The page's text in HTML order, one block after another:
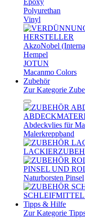
Epoxy
Polyurethan
Vinyl
HERSTELLER
AkzoNobel
Hempel
JOTUN
Macanmo Colors
Zubehör
Zur Kategorie
Abdeckvlies für
Malerkreppband
PINSEL UND
Naturborsten Pinsel
Tipps & Hilfe
Zur Kategorie